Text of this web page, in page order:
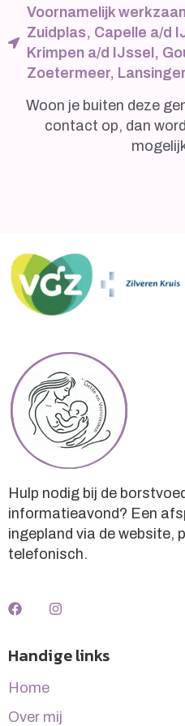
Voornamelijk
Zuidplas, Capelle a/d
Krimpen a/d IJssel,
Zoetermeer,
Woon je buiten deze
contact op, dan
Hulp nodig bij de
informatieavond? Een
ingepland via de website,
telefonisch.
Handige links
Home
Over mij